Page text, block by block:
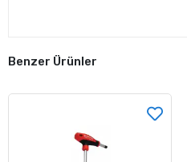
Benzer Ürünler